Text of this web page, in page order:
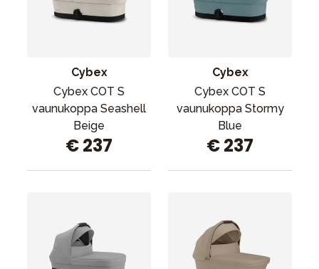
Cybex
Cybex COT S
vaunukoppa Seashell
Beige
€ 237
Cybex
Cybex COT S
vaunukoppa Stormy
Blue
€ 237